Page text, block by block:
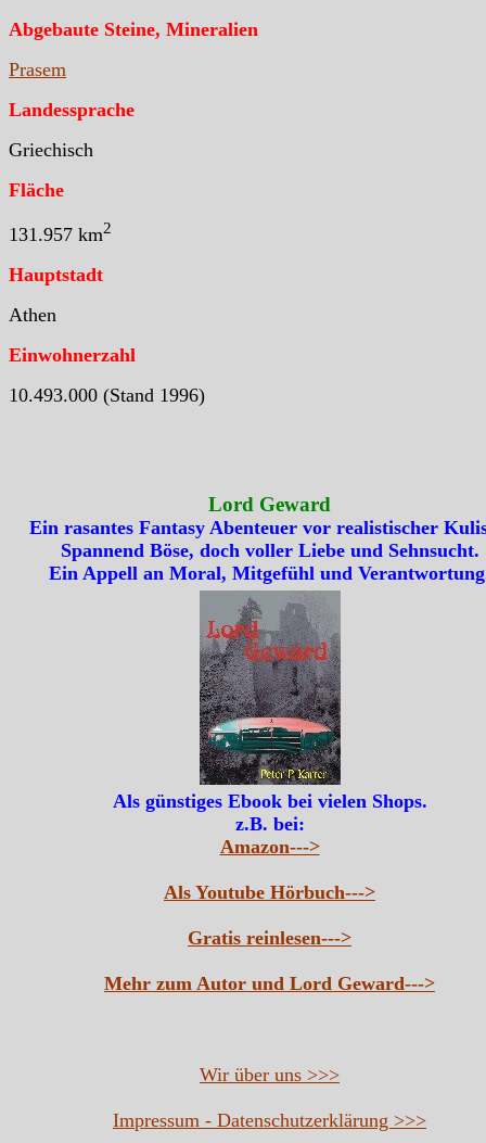
Abgebaute Steine, Mineralien
Prasem
Landessprache
Griechisch
Fläche
131.957 km2
Hauptstadt
Athen
Einwohnerzahl
10.493.000 (Stand 1996)
Lord Geward
Ein rasantes Fantasy Abenteuer vor realistischer
Spannend Böse, doch voller Liebe und Sehnsucht.
Ein Appell an Moral, Mitgefühl und
Als günstiges Ebook bei vielen Shops.
z.B. bei:
Amazon--->
Als Youtube Hörbuch--->
Gratis reinlesen--->
Mehr zum Autor und Lord Geward--->
Wir über uns >>>
Impressum - Datenschutzerklärung >>>